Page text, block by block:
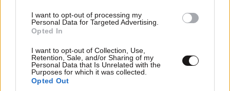
I want to opt-out of processing my
Personal Data for Targeted Advertising.
Opted In
I want to opt-out of Collection, Use,
Retention, Sale, and/or Sharing of my
Personal Data that Is Unrelated with the
Purposes for which it was collected.
Opted Out